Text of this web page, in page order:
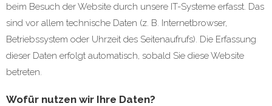
beim Besuch der Website durch unsere IT-Systeme erfasst. Das
sind vor allem technische Daten (z. B. Internetbrowser,
Betriebssystem oder Uhrzeit des Seitenaufrufs). Die Erfassung
dieser Daten erfolgt automatisch, sobald Sie diese Website
betreten.
Wofür nutzen wir Ihre Daten?